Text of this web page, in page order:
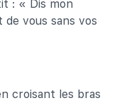
: « Dis mon
de vous sans vos
croisant les bras